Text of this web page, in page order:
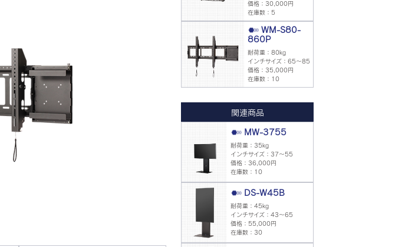
価格：30,000円
在庫数：5
WM-S80-
860P
耐荷重：80kg
インチサイズ：65～85
価格：35,000円
在庫数：10
関連商品
MW-3755
耐荷重：35kg
インチサイズ：37～55
価格：36,000円
在庫数：10
DS-W45B
耐荷重：45kg
インチサイズ：43～65
価格：55,000円
在庫数：30